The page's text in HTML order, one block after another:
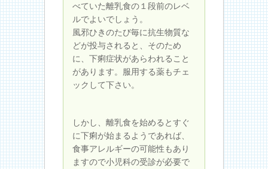
べていた離乳食の１段前のレベ
ルでよいでしょう。
風邪ひきのたび毎に抗生物質な
どが投与されると、そのため
に、下痢症状があらわれること
があります。服用する薬もチェ
ックして下さい。
しかし、離乳食を始めるとすぐ
に下痢が始まるようであれば、
食事アレルギーの可能性もあり
ますので小児科の受診が必要で